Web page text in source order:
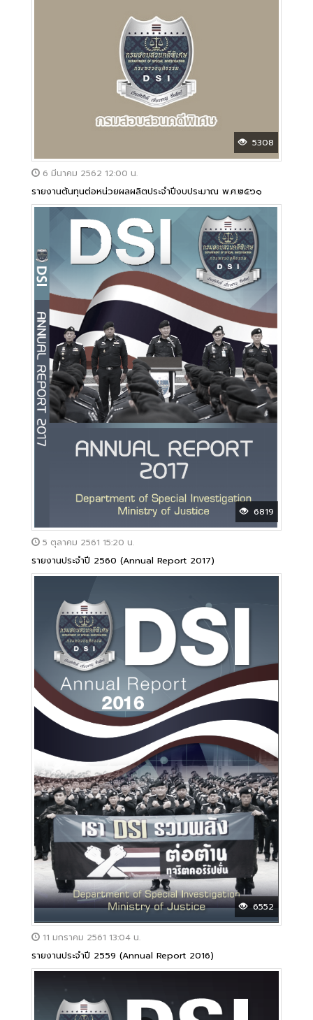
5308
6 มีนาคม 2562 12:00 น.
รายงานต้นทุนต่อหน่วยผลผลิตประจำปีงบประมาณ พ.ศ.๒๕๖๑
6819
5 ตุลาคม 2561 15:20 น.
รายงานประจำปี 2560 (Annual Report 2017)
6552
11 มกราคม 2561 13:04 น.
รายงานประจำปี 2559 (Annual Report 2016)